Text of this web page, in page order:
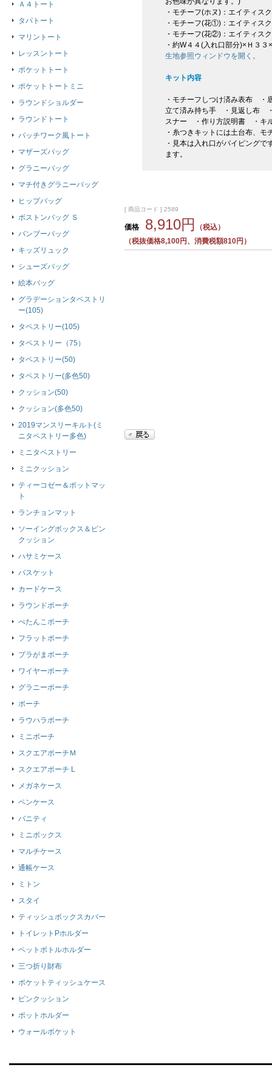
・モチーフ(ホヌ)：エイティス
・モチーフ(花①)：エイティス
・モチーフ(花②)：エイティス
・約W４４(入れ口部分)×Ｈ３
生地参照ウィンドウを開く。
キット内容
・モチーフしつけ済み表布
立て済み持ち手 ・見返し布
スナー ・作り方説明書 ・キ
・糸つきキットには土台布、
・見本は入れ口がパイピング
ます。
[ 商品コード ] 2589
価格 8,910円
（税込）
（税抜価格8,100円、消費税額810円）
Ａ４トート
タパトート
マリントート
レッスントート
ポケットトート
ポケットトートミニ
ラウンドショルダー
ラウンドトート
パッチワーク風トート
マザーズバッグ
グラニーバッグ
マチ付きグラニーバッグ
ヒップバッグ
ボストンバッグ Ｓ
バンブーバッグ
キッズリュック
シューズバッグ
絵本バッグ
グラデーションタペストリ
ー(105)
タペストリー(105)
タペストリー（75）
タペストリー(50)
タペストリー(多色50)
クッション(50)
クッション(多色50)
2019マンスリーキルト(ミ
ニタペストリー多色)
ミニタペストリー
ミニクッション
ティーコゼー＆ポットマッ
ト
ランチョンマット
ソーイングボックス＆ピン
クッション
ハサミケース
バスケット
カードケース
ラウンドポーチ
ぺたんこポーチ
フラットポーチ
プラがまポーチ
ワイヤーポーチ
グラニーポーチ
ポーチ
ラウハラポーチ
ミニポーチ
スクエアポーチＭ
スクエアポーチ L
メガネケース
ペンケース
バニティ
ミニボックス
マルチケース
通帳ケース
ミトン
スタイ
ティッシュボックスカバー
トイレットPホルダー
ペットボトルホルダー
三つ折り財布
ポケットティッシュケース
ピンクッション
ポットホルダー
ウォールポケット